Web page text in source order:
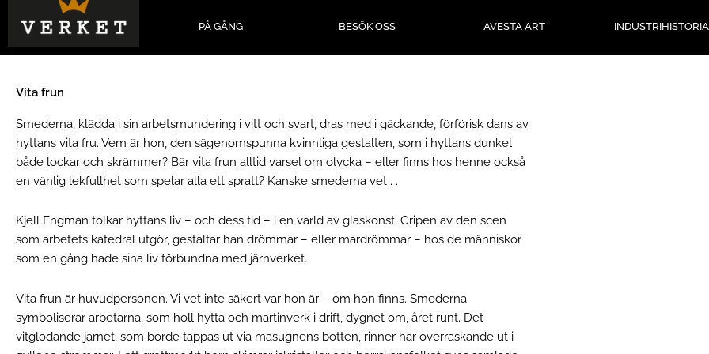
innehåll
PÅ GÅNG BESÖK OSS AVESTA ART INDUSTRIHISTORIA
Vita frun
Smederna, klädda i sin arbetsmundering i vitt och svart, dras med i gäckande, förförisk dans av
hyttans vita fru. Vem är hon, den sägenomspunna kvinnliga gestalten, som i hyttans dunkel
både lockar och skrämmer? Bär vita frun alltid varsel om olycka – eller finns hos henne också
en vänlig lekfullhet som spelar alla ett spratt? Kanske smederna vet . .
Kjell Engman tolkar hyttans liv – och dess tid – i en värld av glaskonst. Gripen av den scen
som arbetets katedral utgör, gestaltar han drömmar – eller mardrömmar – hos de människor
som en gång hade sina liv förbundna med järnverket.
Vita frun är huvudpersonen. Vi vet inte säkert var hon är – om hon finns. Smederna
symboliserar arbetarna, som höll hytta och martinverk i drift, dygnet om, året runt. Det
vitglödande järnet, som borde tappas ut via masugnens botten, rinner här överraskande ut i